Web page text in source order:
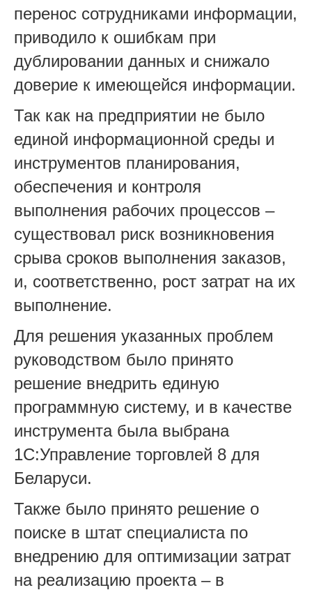
перенос сотрудниками информации,
приводило к ошибкам при
дублировании данных и снижало
доверие к имеющейся информации.
Так как на предприятии не было
единой информационной среды и
инструментов планирования,
обеспечения и контроля
выполнения рабочих процессов –
существовал риск возникновения
срыва сроков выполнения заказов,
и, соответственно, рост затрат на их
выполнение.
Для решения указанных проблем
руководством было принято
решение внедрить единую
программную систему, и в качестве
инструмента была выбрана
1С:Управление торговлей 8 для
Беларуси.
Также было принято решение о
поиске в штат специалиста по
внедрению для оптимизации затрат
на реализацию проекта – в